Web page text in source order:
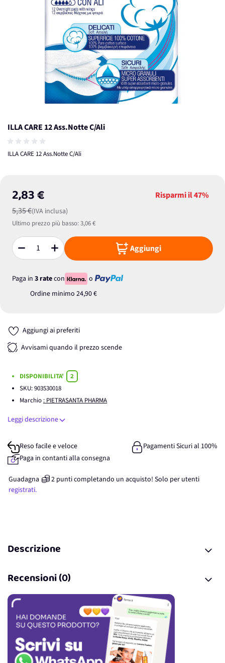
ILLA CARE 12 Ass.Notte C/Ali
ILLA CARE 12 Ass.Notte C/Ali
2,83 €
5,35 €(IVA inclusa)
Risparmi il47%
Ultimo prezzo più basso:3,06 €
Quantità Aggiungi
Paga in 3 ratecon
o
Ordine minimo 24,90 €
Aggiungi ai preferiti
Avvisami quando il prezzo scende
DISPONIBILITA'
2
SKU:903530018
Marchio : PIETRASANTA PHARMA
Leggi descrizione
Reso facile e veloce
Pagamenti Sicuri al 100%
Paga in contanti alla consegna
Guadagna 2 punticompletando un acquisto! Solo per utenti
registrati.
Descrizione
Recensioni (0)